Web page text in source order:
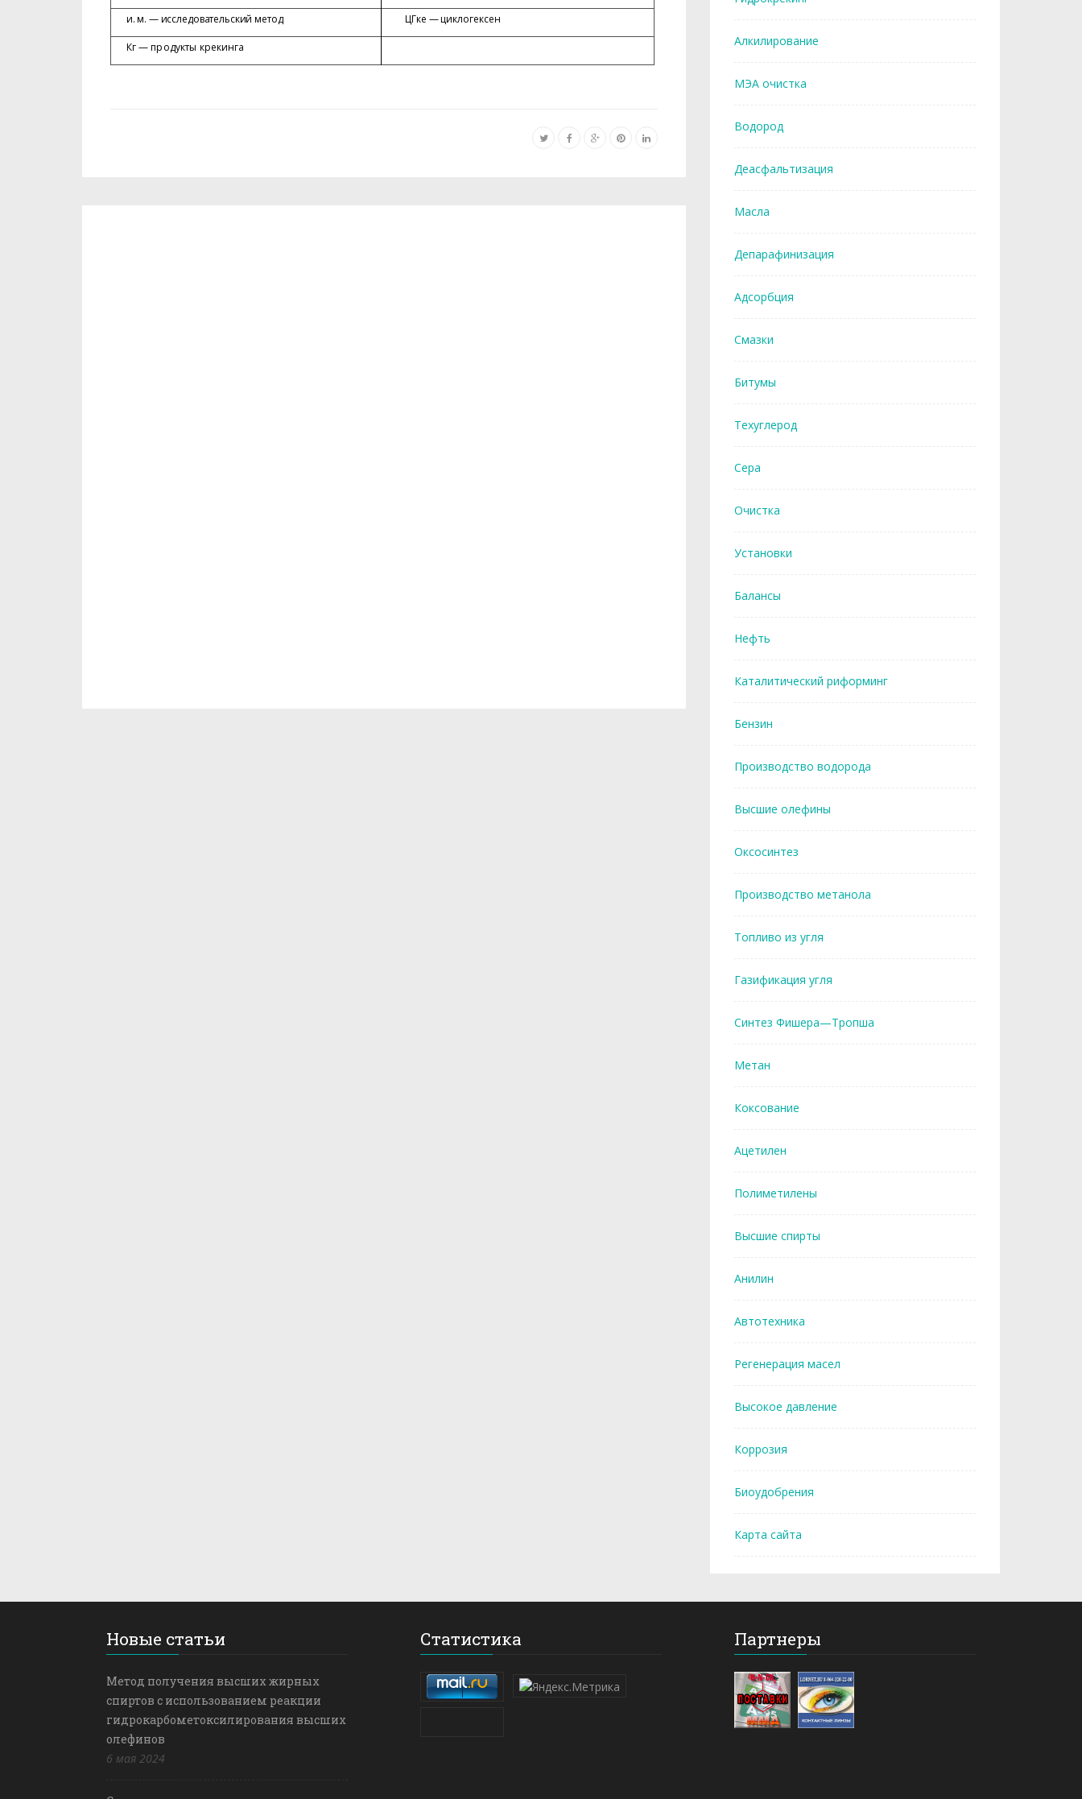
и. м. — исследовательский метод ЦГке — циклогексен
Кг — продукты крекинга Алкилирование
МЭА очистка
Водород
Деасфальтизация
Масла
Депарафинизация
Адсорбция
Смазки
Битумы
Техуглерод
Сера
Очистка
Установки
Балансы
Нефть
Каталитический риформинг
Бензин
Производство водорода
Высшие олефины
Оксосинтез
Производство метанола
Топливо из угля
Газификация угля
Синтез Фишера—Тропша
Метан
Коксование
Ацетилен
Полиметилены
Высшие спирты
Анилин
Автотехника
Регенерация масел
Высокое давление
Коррозия
Биоудобрения
Карта сайта
Новые статьи
Метод получения высших жирных
спиртов с использованием реакции
гидрокарбометоксилирования высших
олефинов
6 мая 2024
Статистика Партнеры